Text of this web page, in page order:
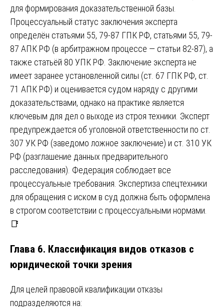
для формирования доказательственной базы.
Процессуальный статус заключения эксперта
определён статьями 55, 79-87 ГПК РФ, статьями 55, 79-
87 АПК РФ (в арбитражном процессе — статьи 82-87), а
также статьёй 80 УПК РФ. Заключение эксперта не
имеет заранее установленной силы (ст. 67 ГПК РФ, ст.
71 АПК РФ) и оценивается судом наряду с другими
доказательствами, однако на практике является
ключевым для дел о выходе из строя техники. Эксперт
предупреждается об уголовной ответственности по ст.
307 УК РФ (заведомо ложное заключение) и ст. 310 УК
РФ (разглашение данных предварительного
расследования). Федерация соблюдает все
процессуальные требования. Экспертиза спецтехники
для обращения с иском в суд должна быть оформлена
в строгом соответствии с процессуальными нормами.
📑
Глава 6. Классификация видов отказов с
юридической точки зрения
Для целей правовой квалификации отказы
подразделяются на: